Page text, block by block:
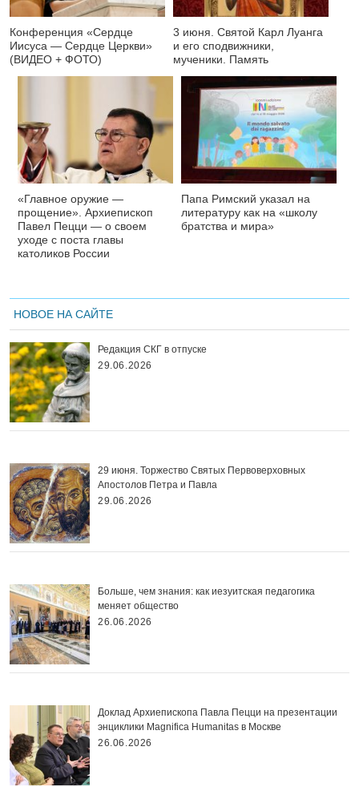
Конференция «Сердце
Иисуса — Сердце Церкви»
(ВИДЕО + ФОТО)
3 июня. Святой Карл Луанга
и его сподвижники,
мученики. Память
«Главное оружие —
прощение». Архиепископ
Павел Пецци — о своем
уходе с поста главы
католиков России
Папа Римский указал на
литературу как на «школу
братства и мира»
НОВОЕ НА САЙТЕ
Редакция СКГ в отпуске
29.06.2026
29 июня. Торжество Святых Первоверховных
Апостолов Петра и Павла
29.06.2026
Больше, чем знания: как иезуитская педагогика
меняет общество
26.06.2026
Доклад Архиепископа Павла Пецци на презентации
энциклики Magnifica Нumanitas в Москве
26.06.2026